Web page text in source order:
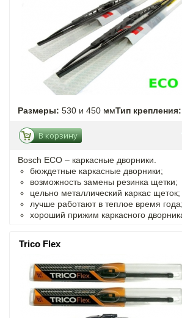
Размеры: 530 и 450 ммТип крепления:
В корзину
Bosch ECO – каркасные дворники.
бюждетные каркасные дворники;
возможность замены резинка щетки;
цельно металлический каркас щеток;
лучше работают в теплое время года;
хороший прижим каркасного
Trico Flex